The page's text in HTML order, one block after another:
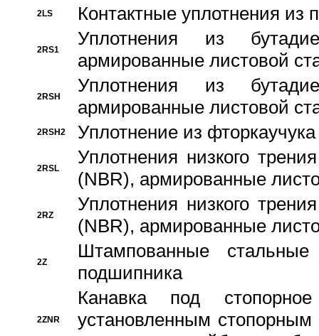
2LS Контактные уплотнения из
2RS1
Уплотнения из
армированные листовой
2RSH
Уплотнения из
армированные листовой
2RSH2 Уплотнение из
2RSL
Уплотнения низкого
(NBR), армированные
2RZ
Уплотнения низкого
(NBR), армированные
2Z
Штампованные
подшипника
2ZNR
Канавка под
установленным